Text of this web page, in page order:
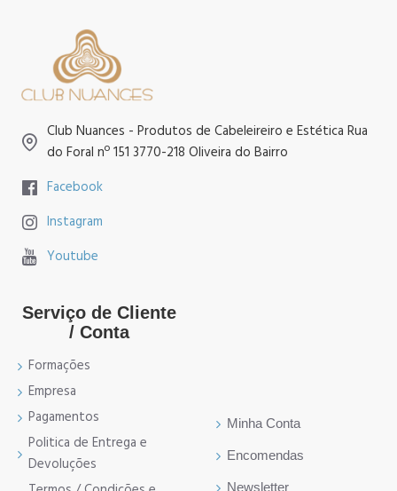
Club Nuances - Produtos de Cabeleireiro e Estética Rua
do Foral nº 151 3770-218 Oliveira do Bairro
Facebook
Instagram
Youtube
Serviço de Cliente
/ Conta
Formações
Empresa
Pagamentos
Politica de Entrega e
Devoluções
Minha Conta
Encomendas
Newsletter